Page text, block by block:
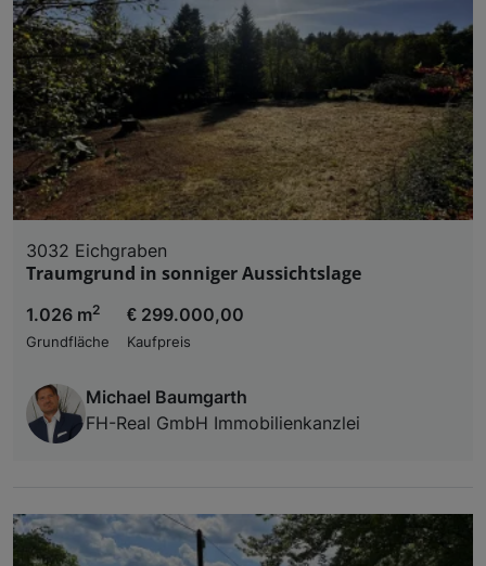
3032 Eichgraben
Traumgrund in sonniger Aussichtslage
1.026 m2
Grundfläche
€ 299.000,00
Kaufpreis
Michael Baumgarth
FH-Real GmbH Immobilienkanzlei